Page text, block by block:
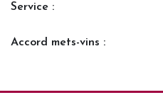
Service :
Accord mets-vins :